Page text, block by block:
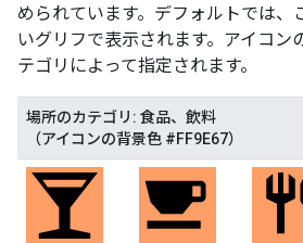
められています。デフォルトでは、
いグリフで表示されます。アイコン
テゴリによって指定されます。
場所のカテゴリ: 食品、飲料
（アイコンの背景色 #FF9E67）